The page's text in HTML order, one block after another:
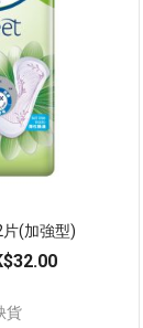
(加強型)
貨